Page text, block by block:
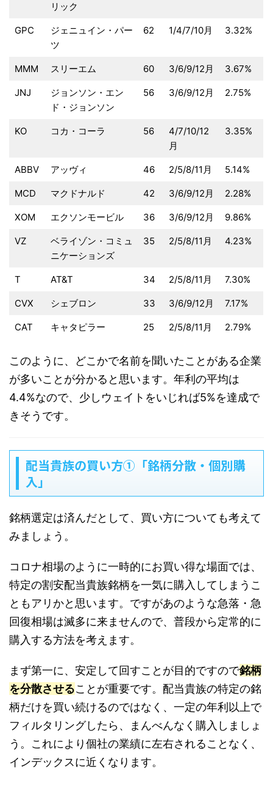
リック
GPC
ジェニュイン・パー
ツ
62 1/4/7/10月 3.32%
MMM スリーエム 60 3/6/9/12月 3.67%
JNJ
ジョンソン・エン
ド・ジョンソン
56 3/6/9/12月 2.75%
KO コカ・コーラ 56
4/7/10/12
月
3.35%
ABBV アッヴィ 46 2/5/8/11月 5.14%
MCD マクドナルド 42 3/6/9/12月 2.28%
XOM エクソンモービル 36 3/6/9/12月 9.86%
VZ
ベライゾン・コミュ
ニケーションズ
35 2/5/8/11月 4.23%
T AT&T 34 2/5/8/11月 7.30%
CVX シェブロン 33 3/6/9/12月 7.17%
CAT キャタピラー 25 2/5/8/11月 2.79%
このように、どこかで名前を聞いたことがある企業
が多いことが分かると思います。年利の平均は
4.4%なので、少しウェイトをいじれば5%を達成で
きそうです。
配当貴族の買い方①「銘柄分散・個別購
入」
銘柄選定は済んだとして、買い方についても考えて
みましょう。
コロナ相場のように一時的にお買い得な場面では、
特定の割安配当貴族銘柄を一気に購入してしまうこ
ともアリかと思います。ですがあのような急落・急
回復相場は滅多に来ませんので、普段から定常的に
購入する方法を考えます。
まず第一に、安定して回すことが目的ですので銘柄
を分散させることが重要です。配当貴族の特定の銘
柄だけを買い続けるのではなく、一定の年利以上で
フィルタリングしたら、まんべんなく購入しましょ
う。これにより個社の業績に左右されることなく、
インデックスに近くなります。